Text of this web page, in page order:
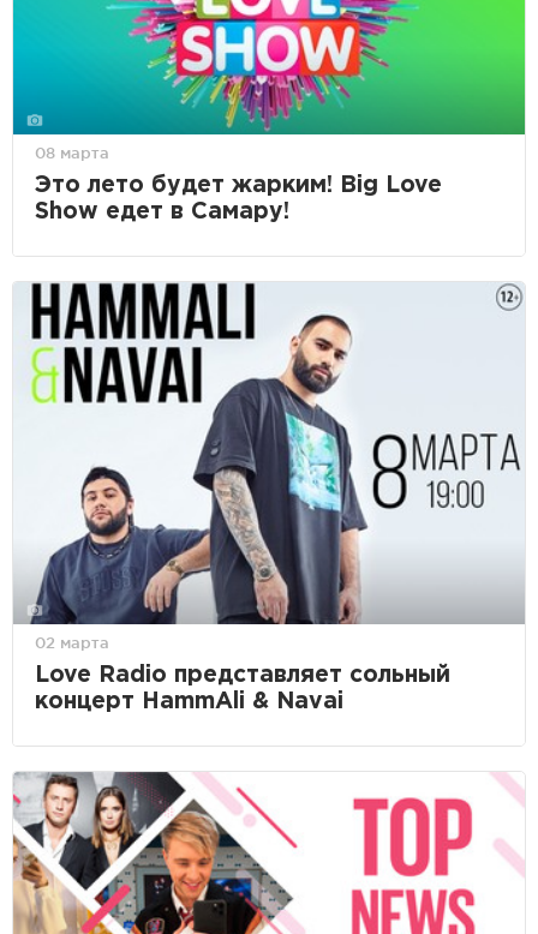
08 марта
Это лето будет жарким! Big Love
Show едет в Самару!
02 марта
Love Radio представляет сольный
концерт HammAli & Navai